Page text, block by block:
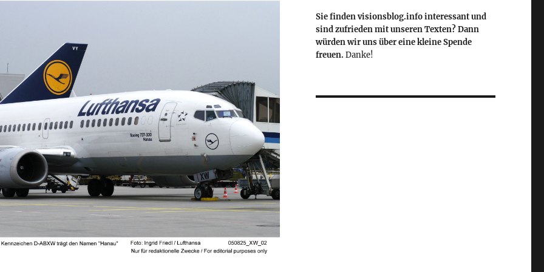
Sie finden visionsblog.info interessant und
sind zufrieden mit unseren Texten? Dann
würden wir uns über eine kleine Spende
freuen. Danke!